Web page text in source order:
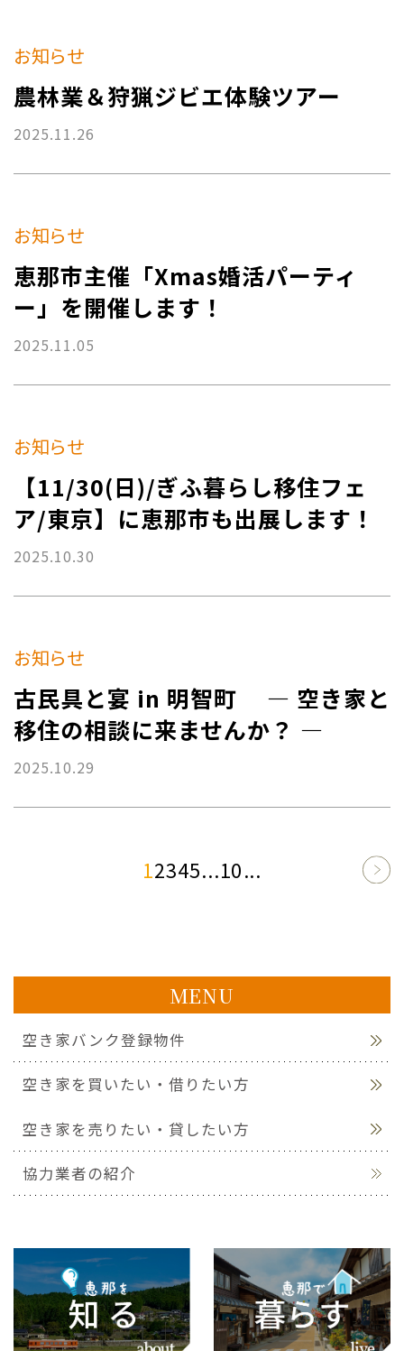
MENU
空き家バンク登録物件
空き家を買いたい・借りたい方
空き家を売りたい・貸したい方
協力業者の紹介
お知らせ
農林業＆狩猟ジビエ体験ツアー
2025.11.26
お知らせ
恵那市主催「Xmas婚活パーティ
ー」を開催します！
2025.11.05
お知らせ
【11/30(日)/ぎふ暮らし移住フェ
ア/東京】に恵那市も出展します！
2025.10.30
お知らせ
古民具と宴 in 明智町 ― 空き家と
移住の相談に来ませんか？ ―
2025.10.29
12345...10...